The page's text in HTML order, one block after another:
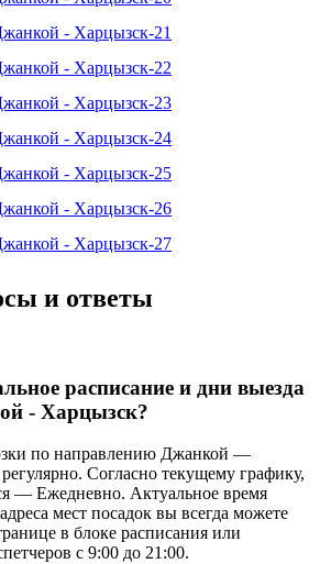
и ответы
расписание и дни выезда
- Харцызск?
по направлению Джанкой —
Согласно текущему графику,
— Ежедневно. Актуальное время
мест посадок вы всегда можете
в блоке расписания или
с 9:00 до 21:00.